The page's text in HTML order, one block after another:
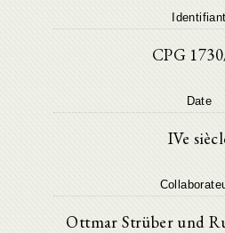
Identifiant
CPG
Date
IVe
Ottmar Strüber und